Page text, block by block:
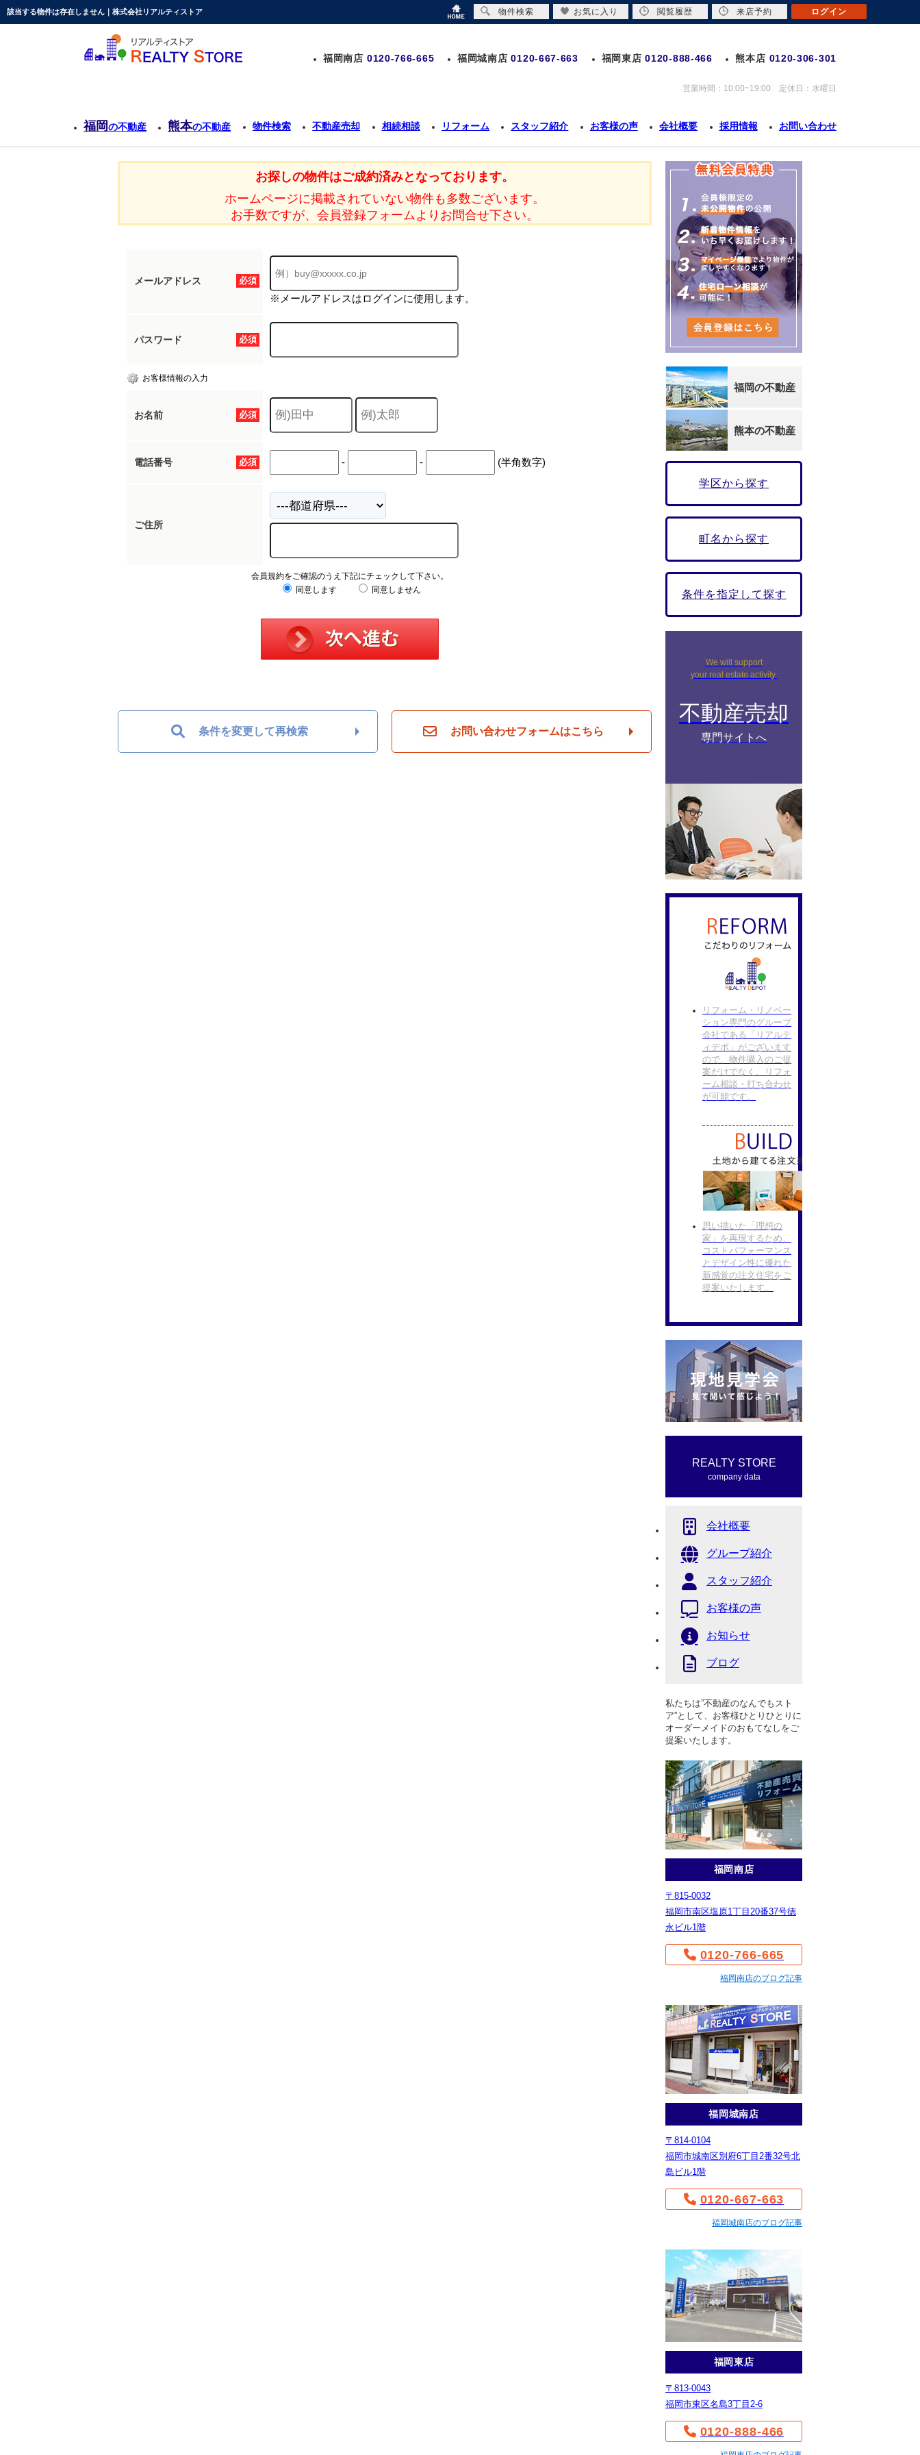
該当する物件は存在しません｜株式会社リアルティストア
福岡南店 0120-766-665 福岡城南店 0120-667-663 福岡東店 0120-888-466 熊本店 0120-306-301
営業時間：10:00~19:00 定休日：水曜日
福岡の不動産 熊本の不動産 物件検索 不動産売却 相続相談 リフォーム スタッフ紹介 お客様の声 会社概要 採用情報 お問い合わせ
お探しの物件はご成約済みとなっております。
ホームページに掲載されていない物件も多数ございます。
お手数ですが、会員登録フォームよりお問合せ下さい。
必須
メールアドレス
※メールアドレスはログインに使用します。
必須
パスワード
お客様情報の入力
必須
お名前
必須
電話番号 - - (半角数字)
ご住所
会員規約をご確認のうえ下記にチェックして下さい。
同意します
同意しません
条件を変更して再検索 お問い合わせフォームはこちら
福岡の不動産
熊本の不動産
学区から探す
町名から探す
条件を指定して探す
We will support
your real estate activity.
不動産売却
専門サイトへ
リフォーム・リノベー
ション専門のグループ
会社である「リアルテ
ィデポ」がございます
ので、物件購入のご提
案だけでなく、リフォ
ーム相談・打ち合わせ
が可能です。
思い描いた「理想の
家」を再現するため、
コストパフォーマンス
とデザイン性に優れた
新感覚の注文住宅をご
提案いたします。
REALTY STORE
company data
会社概要
グループ紹介
スタッフ紹介
お客様の声
お知らせ
ブログ
私たちは”不動産のなんでもスト
ア”として、お客様ひとりひとりに
オーダーメイドのおもてなしをご
提案いたします。
福岡南店
〒815-0032
福岡市南区塩原1丁目20番37号徳
永ビル1階
0120-766-665
福岡南店のブログ記事
福岡城南店
〒814-0104
福岡市城南区別府6丁目2番32号北
島ビル1階
0120-667-663
福岡城南店のブログ記事
福岡東店
〒813-0043
福岡市東区名島3丁目2-6
0120-888-466
物件検索 お気に入り 閲覧履歴 来店予約 ログイン